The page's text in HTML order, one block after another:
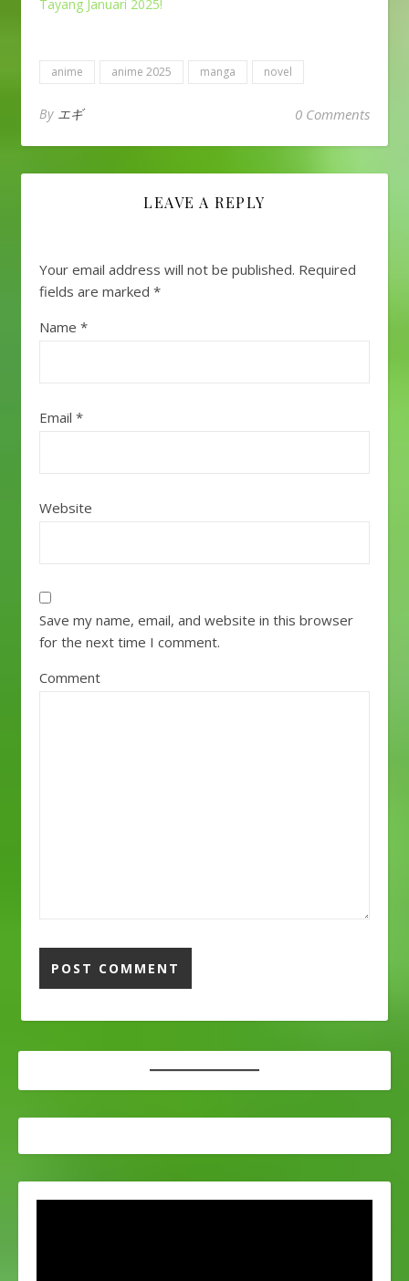
Tayang Januari 2025!
anime anime 2025 manga novel
By エギ 0 Comments
LEAVE A REPLY
Your email address will not be published. Required
fields are marked *
Name *
Email *
Website
Save my name, email, and website in this browser
for the next time I comment.
Comment